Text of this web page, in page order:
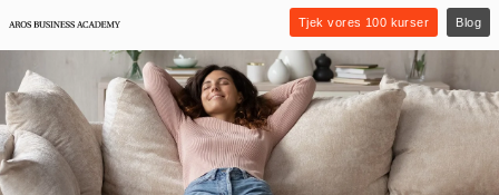
Tjek vores 100 kurser Blog